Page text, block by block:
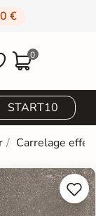
€
0
START10
Carrelage effet

